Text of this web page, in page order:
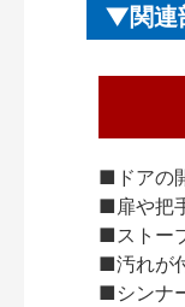
関
■ドアの
■扉や把
■ストー
■汚れが
■シンナ